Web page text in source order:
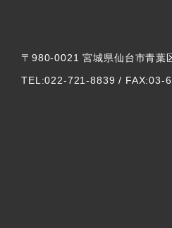
〒980-0021 宮城県仙台市青
TEL:022-721-8839 / FAX:03-